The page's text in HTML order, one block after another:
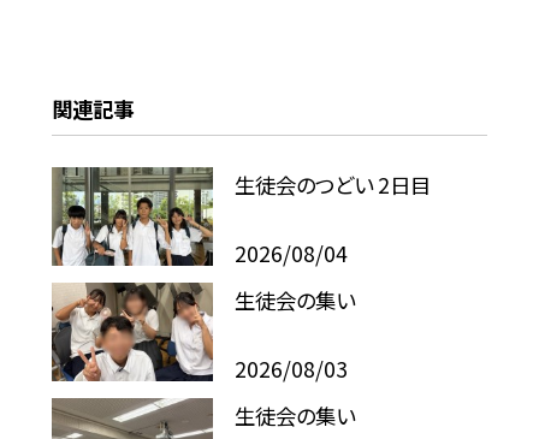
関連記事
生徒会のつどい 2日目
2026/08/04
生徒会の集い
2026/08/03
生徒会の集い